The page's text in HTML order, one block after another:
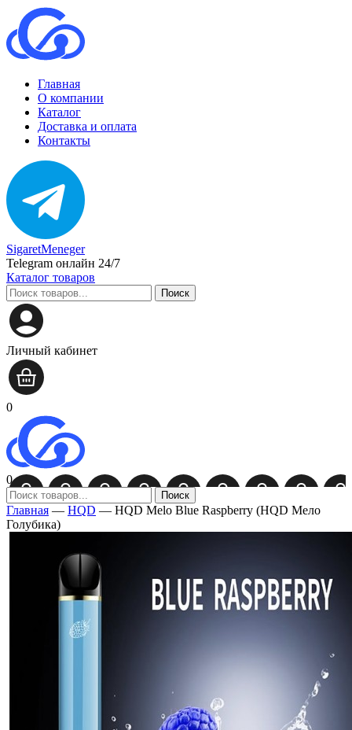
Главная
О компании
Каталог
Доставка и оплата
Контакты
SigaretMeneger
Telegram онлайн 24/7
Каталог товаров
Поиск
Личный кабинет
0
0
Поиск
Главная — HQD — HQD Melo Blue Raspberry (HQD Мело
Голубика)